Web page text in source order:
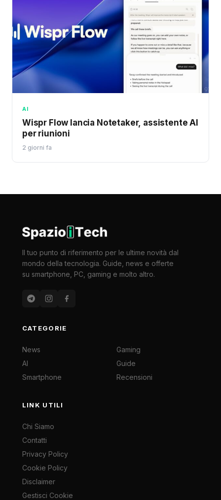
AI
Wispr Flow lancia Notetaker, assistente AI
per riunioni
2 giorni fa
Il tuo punto di riferimento per le ultime novità dal
mondo della tecnologia. Guide, news e offerte
su smartphone, PC, gaming e molto altro.
CATEGORIE
News
AI
Smartphone
Gaming
Guide
Recensioni
LINK UTILI
Chi Siamo
Contatti
Privacy Policy
Cookie Policy
Disclaimer
Gestisci Cookie